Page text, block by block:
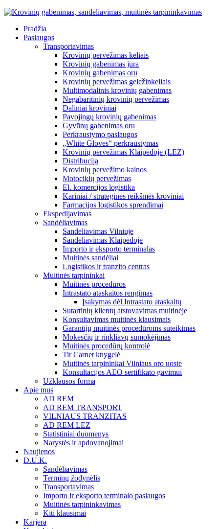
Pradžia
Paslaugos
Transportavimas
Krovinių pervežimas keliais
Krovinių gabenimas jūra
Krovinių gabenimas oru
Krovinių pervežimas geležinkeliais
Multimodalinis krovinių gabenimas
Negabaritinių krovinių pervežimas
Daliniai kroviniai
Pavojingų krovinių gabenimas
Gyvūnų gabenimas oru
Perkraustymo paslaugos
„White Gloves“ perkraustymas
Krovinių pervežimas Klaipėdoje (LEZ)
Distribucija
Krovinių pervežimo kainos
Motociklų pervežimas
El. komercijos logistika
Kariniai / strateginės reikšmės kroviniai
Farmacijos logistikos sprendimai
Ekspedijavimas
Sandėliavimas
Sandėliavimas Vilniuje
Sandėliavimas Klaipėdoje
Importo ir eksporto terminalas
Muitinės sandėliai
Logistikos ir tranzito centras
Muitinės tarpininkai
Muitinės procedūros
Intrastato ataskaitos rengimas
Įsakymas dėl Intrastato ataskaitų
Sutartinių klientų atstovavimas muitinėje
Konsultavimas muitinės klausimais
Garantijų muitinės procedūroms suteikimas
Mokesčių ir rinkliavų sumokėjimas
Muitinės procedūrų kontrolė
Tir Carnet knygelė
Muitinės tarpininkai Vilniaus oro uoste
Konsultacijos AEO sertifikato gavimui
Užklausos forma
Apie mus
AD REM
AD REM TRANSPORT
VILNIAUS TRANZITAS
AD REM LEZ
Statistiniai duomenys
Narystės ir apdovanojimai
Naujienos
D.U.K.
Sandėliavimas
Terminų žodynėlis
Transportavimas
Importo ir eksporto terminalo paslaugos
Muitinės tarpininkavimas
Kiti klausimai
Karjera